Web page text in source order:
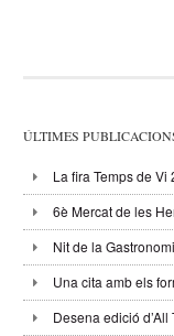
ÚLTIMES
La fira Temps de
6è Mercat de les
Nit de la
Una cita amb els
Desena edició